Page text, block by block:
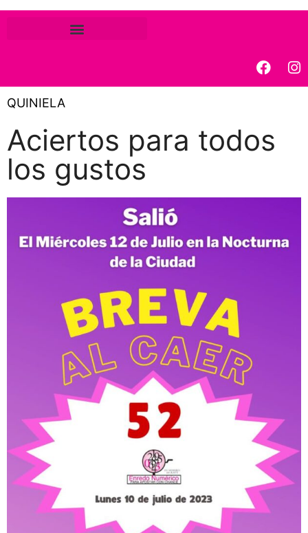
QUINIELA
Aciertos para todos
los gustos